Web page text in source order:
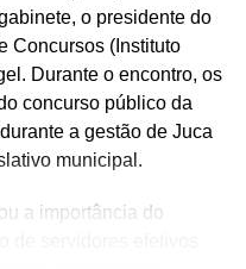
o presidente do
Concursos (Instituto
Durante o encontro, os
concurso público da
a gestão de Juca
municipal.
a importância do